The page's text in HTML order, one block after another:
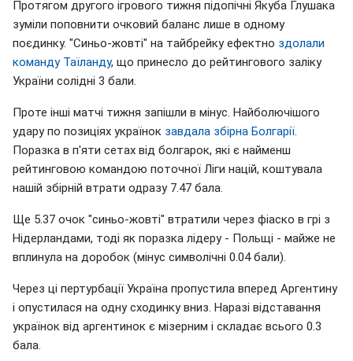
Протягом другого ігрового тижня підопічні Якуба Глушака
зуміли поповнити очковий баланс лише в одному
поєдинку. "Синьо-жовті" на тайбрейку ефектно здолали
команду Таїланду, що принесло до рейтингового заліку
України солідні 3 бали.
Проте інші матчі тижня запішли в мінус. Найболючішого
удару по позиціях українок завдала збірна Болгарії
Поразка в п'яти сетах від болгарок, які є найменш
рейтинговою командою поточної Ліги націй, коштувала
нашій збірній втрати одразу 7.47 бала.
Ще 5.37 очок "синьо-жовті" втратили через фіаско в грі з
Нідерландами, тоді як поразка лідеру - Польщі - майже не
вплинула на доробок (мінус символічні 0.04 бали).
Через ці пертурбації Україна пропустила вперед Аргентину
і опустилася на одну сходинку вниз. Наразі відставання
українок від аргентинок є мізерним і складає всього 0.3
бала.